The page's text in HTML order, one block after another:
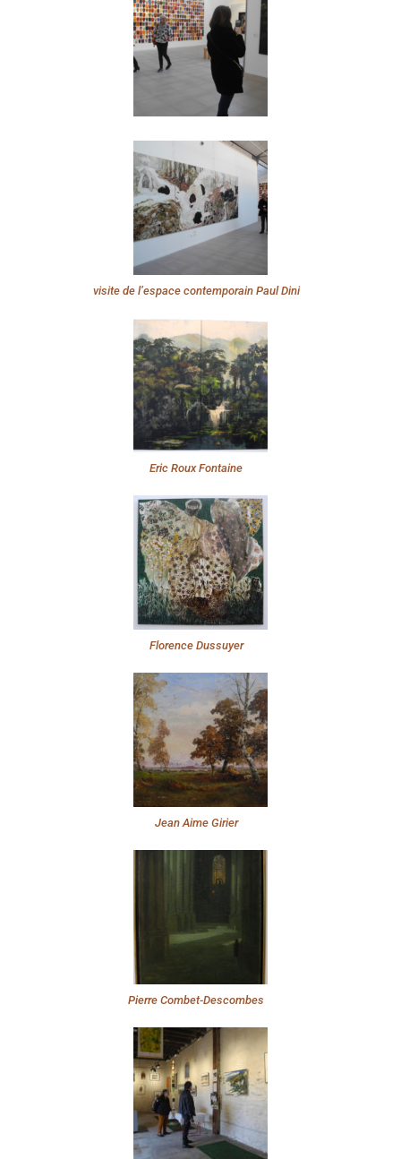
visite de l’espace contemporain Paul Dini
Eric Roux Fontaine
Florence Dussuyer
Jean Aime Girier
Pierre Combet-Descombes